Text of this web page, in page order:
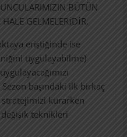
BÜTÜN
GELMELERİDİR.
eriştiğinde ise
uygulayabilme)
başındaki ilk birkaç
kurarken
teknikleri